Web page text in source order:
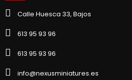
Calle Huesca 33, Bajos
613 95 93 96
613 95 93 96
info@nexusminiatures.es